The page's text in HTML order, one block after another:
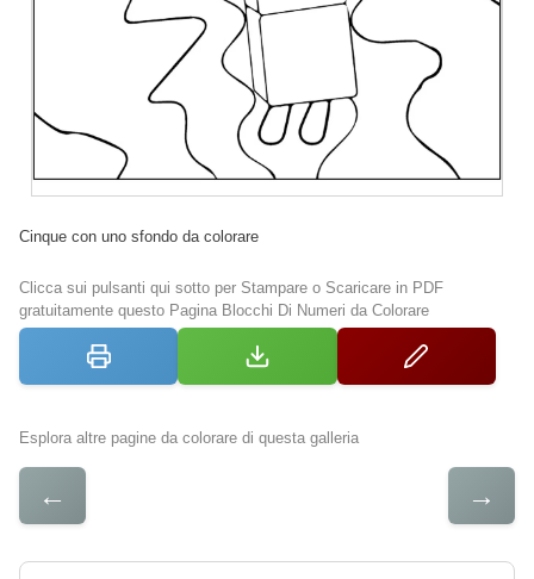
Cinque con uno sfondo da colorare
Clicca sui pulsanti qui sotto per Stampare o Scaricare in PDF
gratuitamente questo Pagina Blocchi Di Numeri da Colorare
Esplora altre pagine da colorare di questa galleria
← →